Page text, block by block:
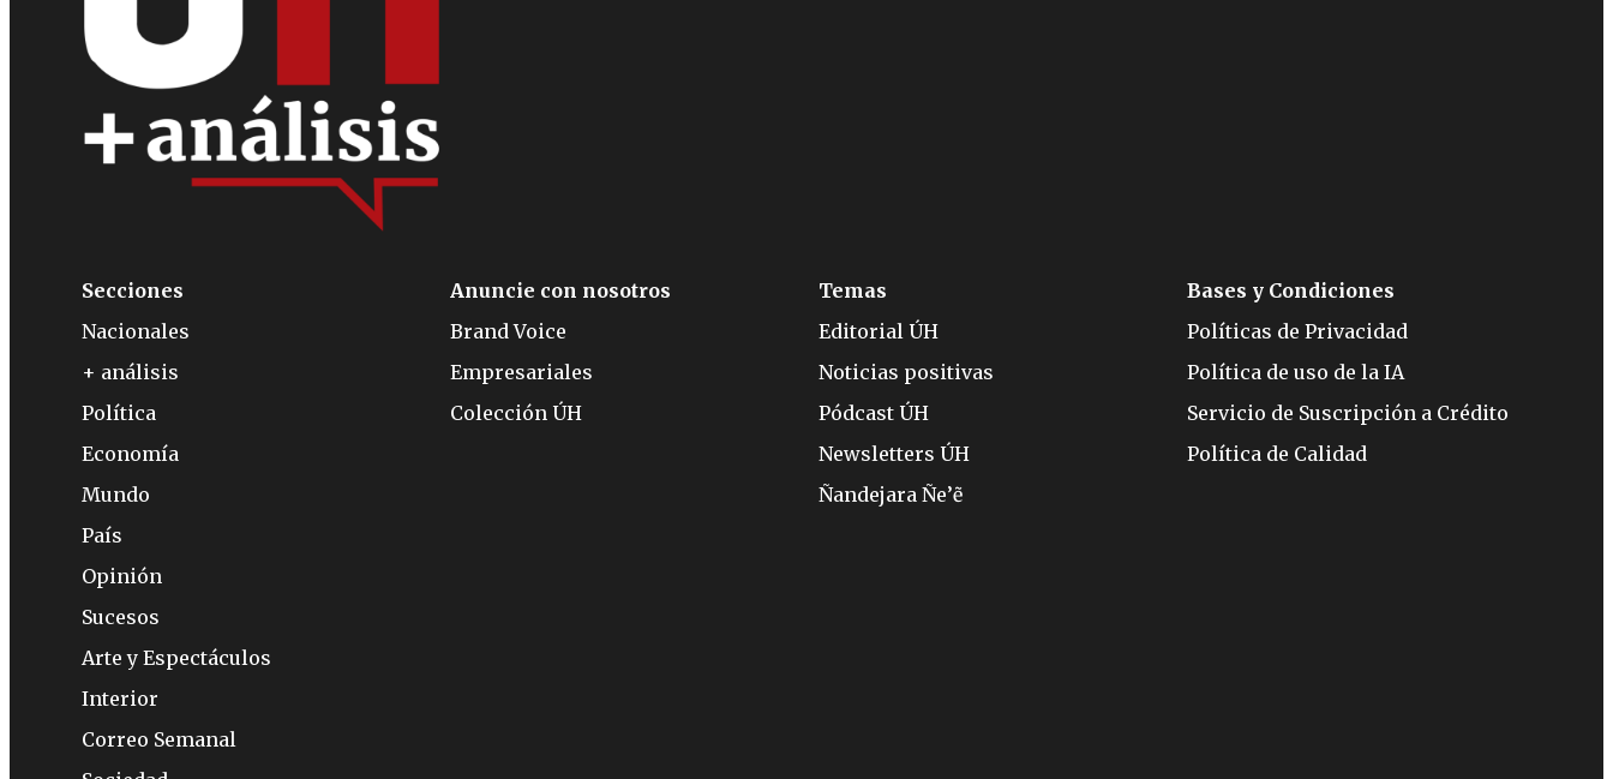
Secciones
Nacionales
+ análisis
Política
Economía
Mundo
País
Opinión
Sucesos
Arte y Espectáculos
Interior
Correo Semanal
Anuncie con nosotros
Brand Voice
Empresariales
Colección ÚH
Temas
Editorial ÚH
Noticias positivas
Pódcast ÚH
Newsletters ÚH
Ñandejara Ñe’ẽ
Bases y Condiciones
Políticas de Privacidad
Política de uso de la IA
Servicio de Suscripción a Crédito
Política de Calidad